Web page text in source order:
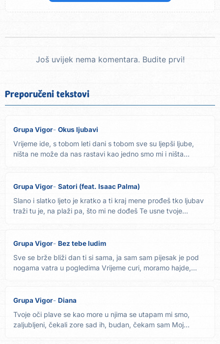
Još uvijek nema komentara. Budite prvi!
Preporučeni tekstovi
Grupa Vigor Okus ljubavi
Vrijeme ide, s tobom leti dani s tobom sve su ljepši ljube,
ništa ne može da nas rastavi kao jedno smo mi i ništa
Grupa Vigor Satori (feat. Isaac Palma)
Slano i slatko ljeto je kratko a ti kraj mene prođeš tko ljubav
traži tu je, na plaži pa, što mi ne dođeš Te usne tvoje...
Grupa Vigor Bez tebe ludim
Sve se brže bliži dan ti si sama, ja sam sam pijesak je pod
nogama vatra u pogledima Vrijeme curi, moramo hajde,
Grupa Vigor Diana
Tvoje oči plave se kao more u njima se utapam mi smo,
zaljubljeni, čekali zore sad ih, budan, čekam sam Moj